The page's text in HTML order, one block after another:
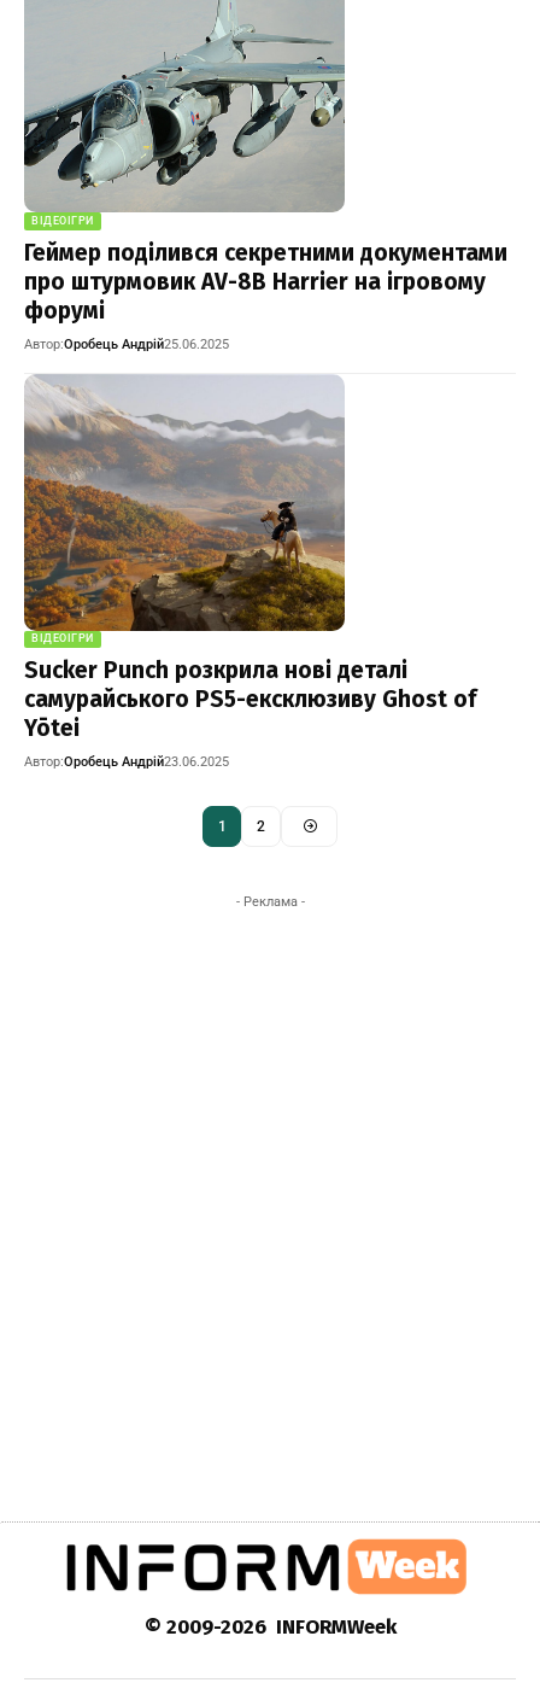
ВІДЕОІГРИ
Геймер поділився секретними документами
про штурмовик AV-8B Harrier на ігровому
форумі
Автор:Оробець Андрій25.06.2025
ВІДЕОІГРИ
Sucker Punch розкрила нові деталі
самурайського PS5-ексклюзиву Ghost of
Yōtei
Автор:Оробець Андрій23.06.2025
1 2
- Реклама -
© 2009-2026 INFORMWeek